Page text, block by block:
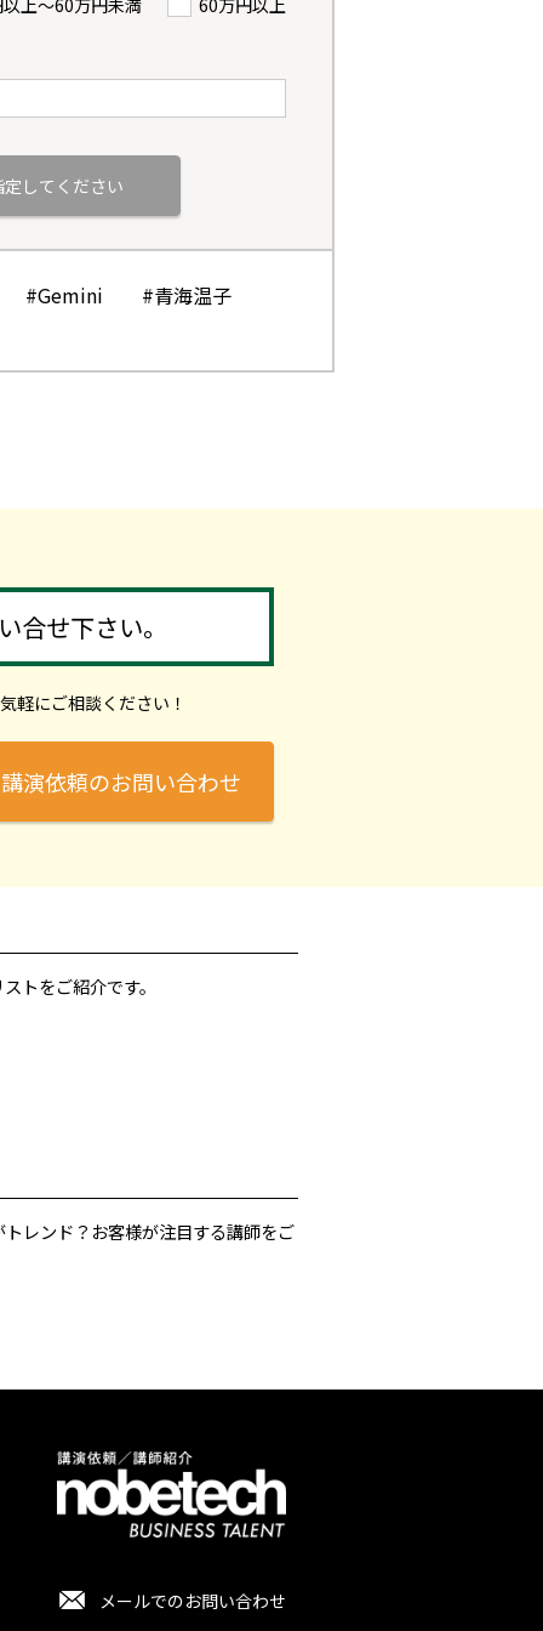
上〜60万円未満 60万円以上
#Gemini #青海温子
合せ下さい。
軽にご相談ください！
講演依頼のお問い合わせ
トをご紹介です。
レンド？お客様が注目する講師をご
メールでのお問い合わせ